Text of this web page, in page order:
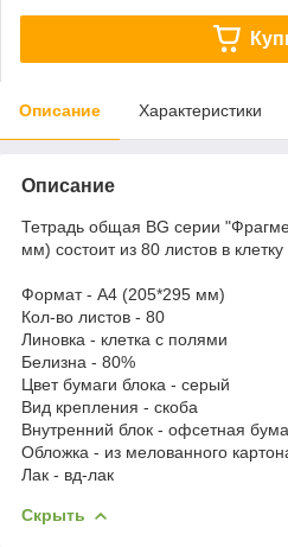
Описание Характеристики
Описание
Тетрадь общая BG серии
мм) состоит из 80 листов в
Формат - А4 (205*295 мм)
Кол-во листов - 80
Линовка - клетка с полями
Белизна - 80%
Цвет бумаги блока - серый
Вид крепления - скоба
Внутренний блок - офсетная
Обложка - из мелованного
Лак - вд-лак
Скрыть